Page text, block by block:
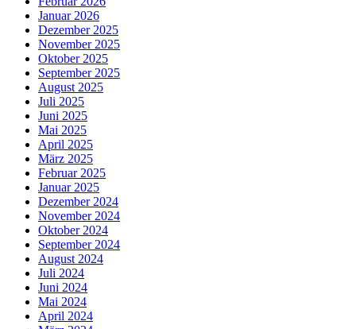
Januar 2026
Dezember 2025
November 2025
Oktober 2025
September 2025
August 2025
Juli 2025
Juni 2025
Mai 2025
April 2025
März 2025
Februar 2025
Januar 2025
Dezember 2024
November 2024
Oktober 2024
September 2024
August 2024
Juli 2024
Juni 2024
Mai 2024
April 2024